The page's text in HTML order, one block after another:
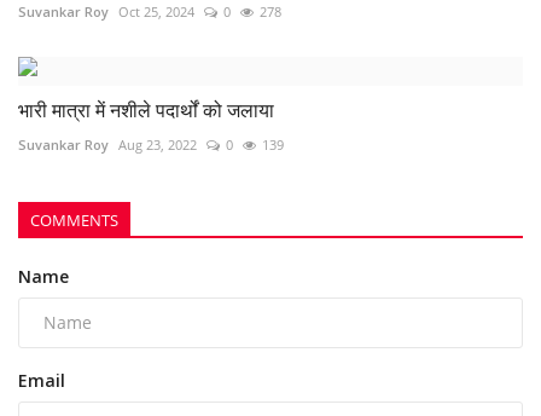
Suvankar Roy Oct 25, 2024 0 278
भारी मात्रा में नशीले पदार्थों को जलाया
Suvankar Roy Aug 23, 2022 0 139
COMMENTS
Name
Email